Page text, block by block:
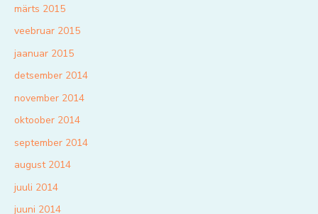
märts 2015
veebruar 2015
jaanuar 2015
detsember 2014
november 2014
oktoober 2014
september 2014
august 2014
juuli 2014
juuni 2014